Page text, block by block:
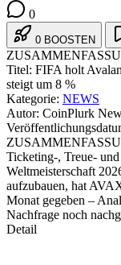
0
0 BOOSTEN
Titel: FIFA holt
steigt um 8 %
Kategorie: NEWS
Autor: CoinPlurk
Ticketing-, Treue-
Weltmeisterschaft
aufzubauen, hat
Monat gegeben –
Nachfrage noch
Detail